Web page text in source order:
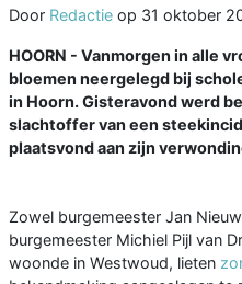
Door Redactie op 31 oktober
HOORN - Vanmorgen in alle
bloemen neergelegd bij
in Hoorn. Gisteravond werd
slachtoffer van een
plaatsvond aan zijn
Zowel burgemeester Jan
burgemeester Michiel Pijl van
woonde in Westwoud, lieten